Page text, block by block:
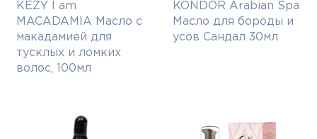
KEZY I am
MACADAMIA Масло c
макадамией для
тусклых и ломких
волос, 100мл
KONDOR Arabian Spa
Масло для бороды и
усов Сандал 30мл